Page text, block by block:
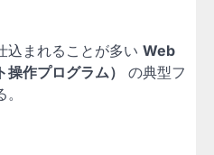
込まれることが多い Web
作プログラム）
の典型フ